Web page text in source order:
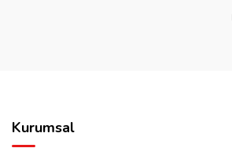
Kurumsal